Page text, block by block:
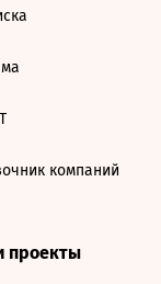
компаний
проекты